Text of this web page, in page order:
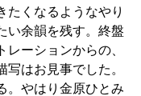
たくなるようなやり
い余韻を残す。終盤
ーションからの、
はお見事でした。
。やはり金原ひとみ